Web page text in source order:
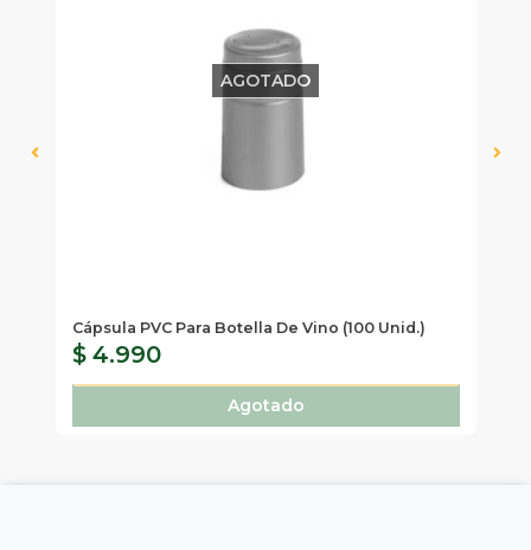
AGOTADO
Cápsula PVC Para Botella De Vino (100 Unid.)
$ 4.990
Agotado